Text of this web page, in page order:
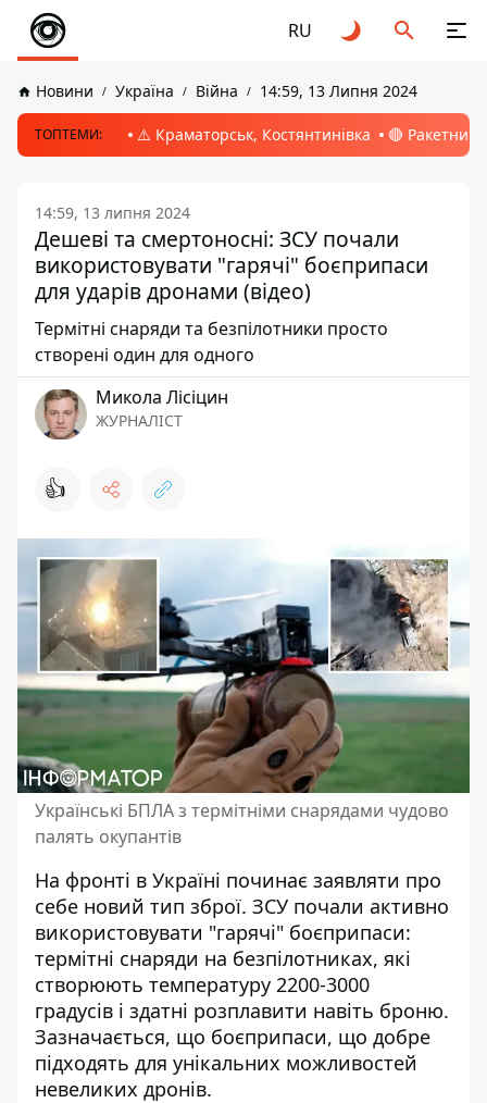
RU
Новини Україна Війна 14:59, 13 Липня 2024
ТОПТЕМИ: ⚠️ Краматорськ, Костянтинівка 🔴 Ракетний
14:59, 13 липня 2024
Дешеві та смертоносні: ЗСУ почали
використовувати "гарячі" боєприпаси
для ударів дронами (відео)
Термітні снаряди та безпілотники просто
створені один для одного
Микола Лісіцин
ЖУРНАЛІСТ
👍
Українські БПЛА з термітніми снарядами чудово
палять окупантів
На фронті в Україні починає заявляти про
себе новий тип зброї. ЗСУ почали активно
використовувати "гарячі" боєприпаси:
термітні снаряди на безпілотниках, які
створюють температуру 2200-3000
градусів і здатні розплавити навіть броню.
Зазначається, що боєприпаси, що добре
підходять для унікальних можливостей
невеликих дронів.